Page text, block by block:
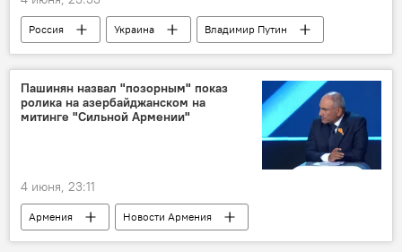
Россия Украина
Владимир Путин
Владимир Зеленский
Пашинян назвал "позорным" показ
ролика на азербайджанском на
митинге "Сильной Армении"
4 июня, 23:11
Армения
Новости Армения
Пашинян Никол